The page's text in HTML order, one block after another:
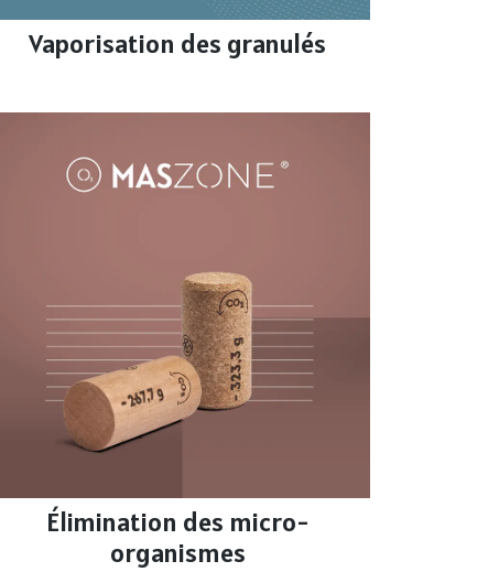
Vaporisation des granulés
Élimination des micro-
organismes